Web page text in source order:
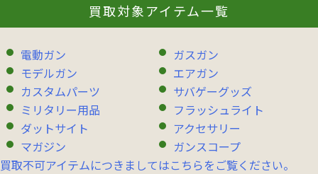
買取対象アイテム一覧
電動ガン
ガスガン
モデルガン
エアガン
カスタムパーツ
サバゲーグッズ
ミリタリー用品
フラッシュライト
ダットサイト
アクセサリー
マガジン
ガンスコープ
買取不可アイテムにつきましてはこちらをご覧ください。